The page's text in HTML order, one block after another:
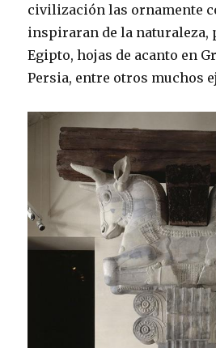
civilización las ornamente
inspiraran de la
Egipto, hojas de acanto en
Persia, entre otros muchos